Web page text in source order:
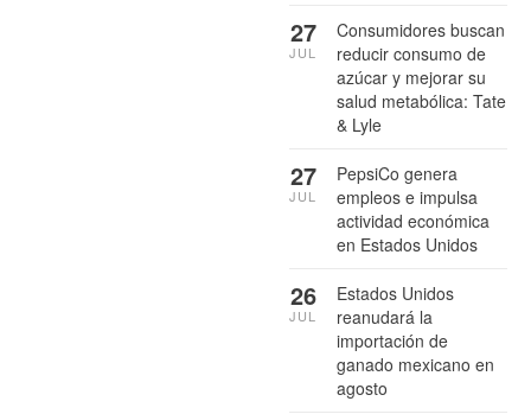
Consumidores buscan
reducir consumo de
azúcar y mejorar su
salud metabólica: Tate
& Lyle
27
JUL
PepsiCo genera
empleos e impulsa
actividad económica
en Estados Unidos
27
JUL
Estados Unidos
reanudará la
importación de
ganado mexicano en
agosto
26
JUL